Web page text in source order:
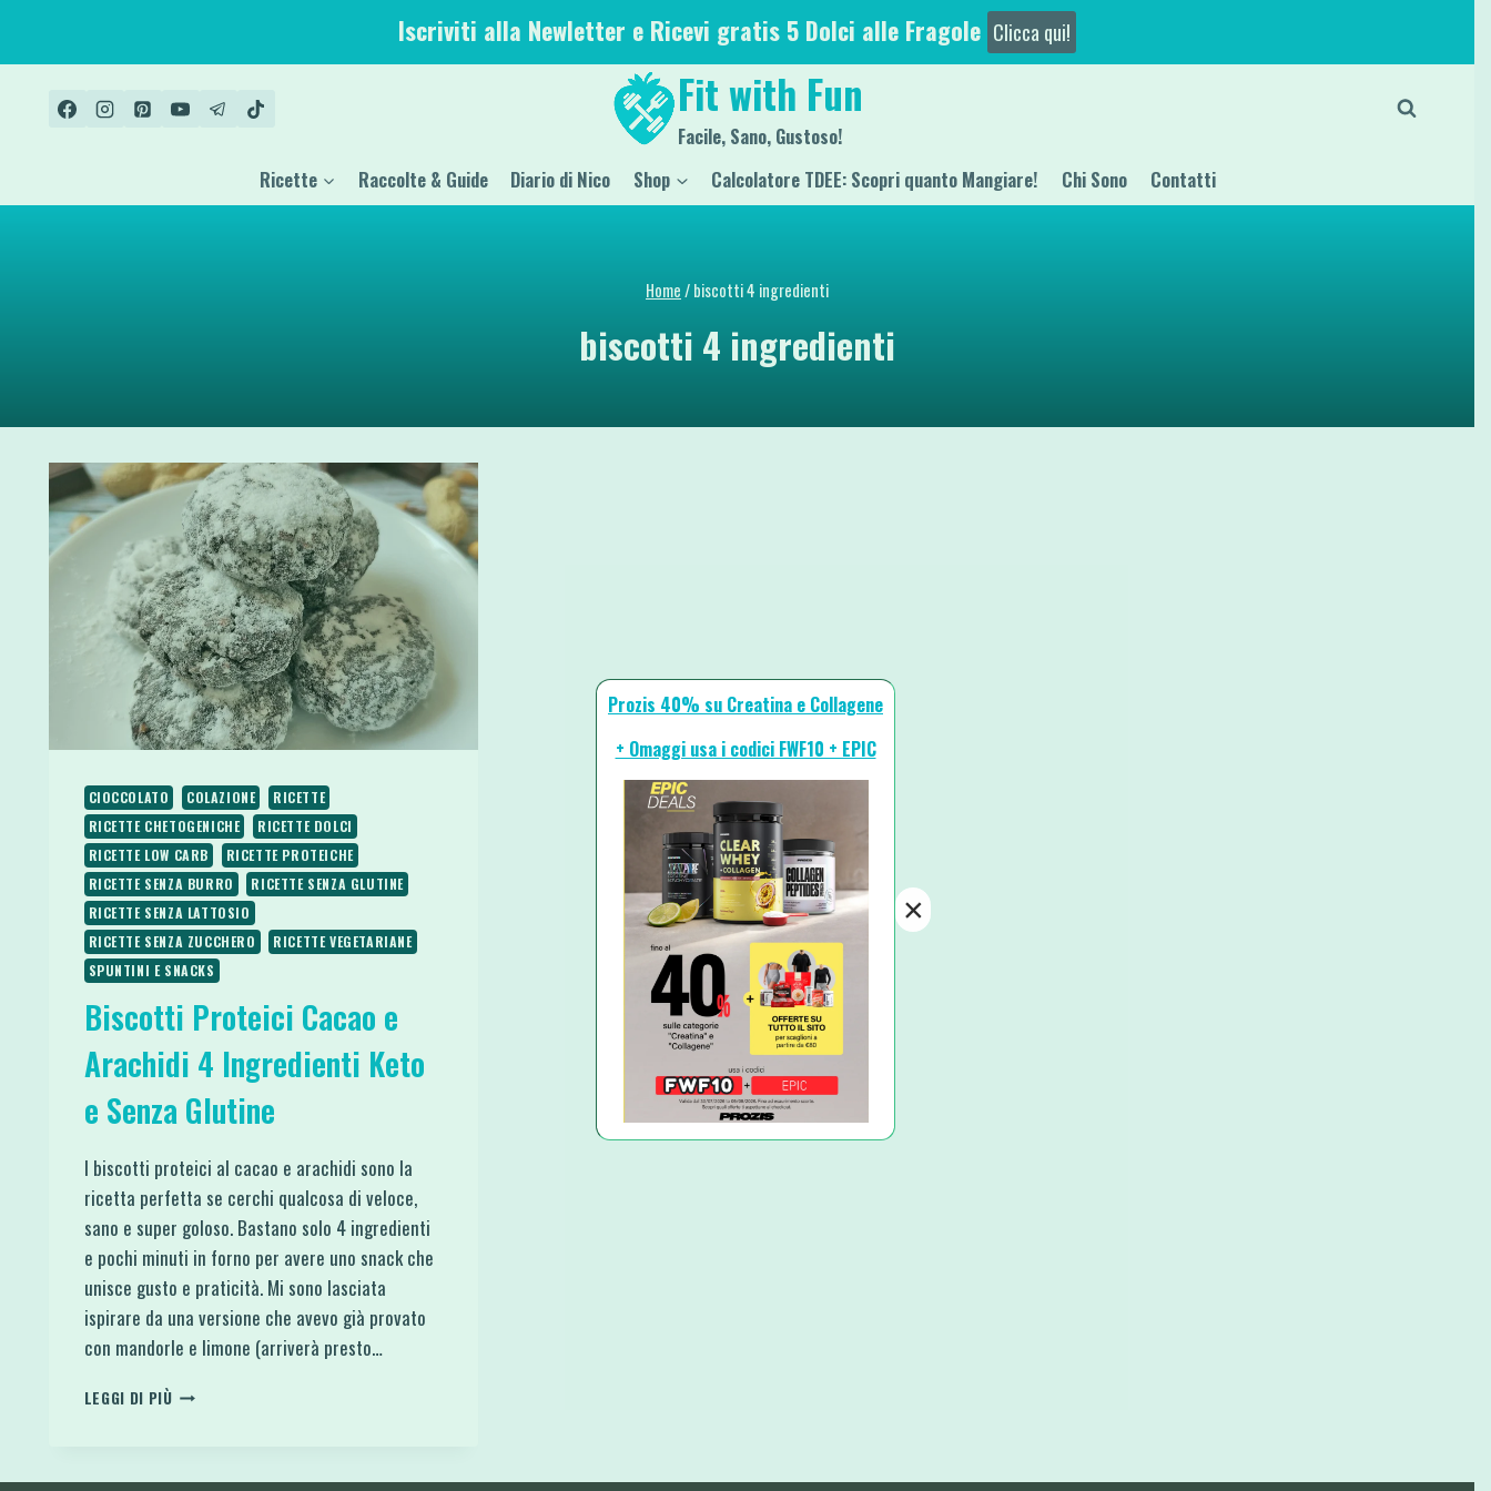
contenuto
Iscriviti alla Newletter e Ricevi gratis 5 Dolci alle Fragole Clicca qui!
Fit with Fun
Facile, Sano, Gustoso!
Ricette Raccolte & Guide Diario di Nico Shop Calcolatore TDEE: Scopri quanto Mangiare! Chi Sono Contatti
Home/biscotti 4 ingredienti
biscotti 4 ingredienti
CIOCCOLATO COLAZIONE
RICETTE
RICETTE CHETOGENICHE
RICETTE DOLCI
RICETTE LOW CARB
RICETTE PROTEICHE
RICETTE SENZA BURRO
RICETTE SENZA GLUTINE
RICETTE SENZA LATTOSIO
RICETTE SENZA ZUCCHERO
RICETTE VEGETARIANE
SPUNTINI E SNACKS
Biscotti Proteici Cacao e
Arachidi 4 Ingredienti Keto
e Senza Glutine
I biscotti proteici al cacao e arachidi sono la
ricetta perfetta se cerchi qualcosa di veloce,
sano e super goloso. Bastano solo 4 ingredienti
e pochi minuti in forno per avere uno snack che
unisce gusto e praticità. Mi sono lasciata
ispirare da una versione che avevo già provato
con mandorle e limone (arriverà presto…
LEGGI DI PIÙBISCOTTI
ARACHIDI
Prozis 40% su Creatina e Collagene
+ Omaggi usa i codici FWF10 + EPIC
×